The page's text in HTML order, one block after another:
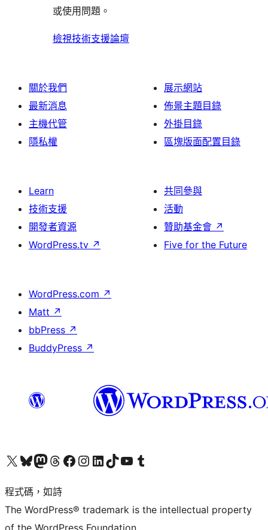
或使用問題。
檢視技術支援論壇
關於我們
最新消息
主機代管
隱私權
展示網站
佈景主題目錄
外掛目錄
區塊版面配置目錄
Learn
技術支援
開發者資源
WordPress.tv ↗
共同參與
活動
贊助基金會 ↗
Five for the Future
WordPress.com ↗
Matt ↗
bbPress ↗
BuddyPress ↗
查看我們的 X (之前的 Twitter) 帳號造訪我們的 Bluesky 帳號造訪我們的 Mastodon 帳號造訪我們的 Threads 帳號 造訪我們的 Facebook 粉絲專頁Visit our Instagram account
Visit our LinkedIn account
造訪我們的 TikTok 帳號Visit our YouTube channel
造訪我們的 Tumblr 帳號
程式碼，如詩
The WordPress® trademark is the intellectual property